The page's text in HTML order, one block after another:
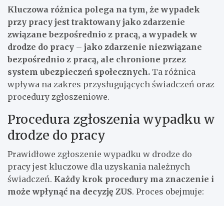
Kluczowa różnica polega na tym, że wypadek
przy pracy jest traktowany jako zdarzenie
związane bezpośrednio z pracą, a wypadek w
drodze do pracy – jako zdarzenie niezwiązane
bezpośrednio z pracą, ale chronione przez
system ubezpieczeń społecznych. Ta różnica
wpływa na zakres przysługujących świadczeń oraz
procedury zgłoszeniowe.
Procedura zgłoszenia wypadku w
drodze do pracy
Prawidłowe zgłoszenie wypadku w drodze do
pracy jest kluczowe dla uzyskania należnych
świadczeń. Każdy krok procedury ma znaczenie i
może wpłynąć na decyzję ZUS. Proces obejmuje: